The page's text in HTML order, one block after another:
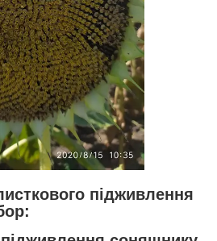
підживлення